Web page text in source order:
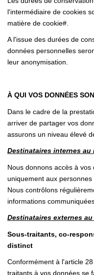
l'intermédiaire de cookies
matière de cookie#.
A l'issue des durées de
données personnelles
leur anonymisation.
À QUI VOS DONNÉES
Dans le cadre de la
arriver de partager vos
assurons un niveau élevé
Destinataires internes
Nous donnons accès à
uniquement aux
Nous contrôlons
informations
Destinataires externes
Sous-traitants, co-
distinct
Conformément à l'article
traitants à vos données se